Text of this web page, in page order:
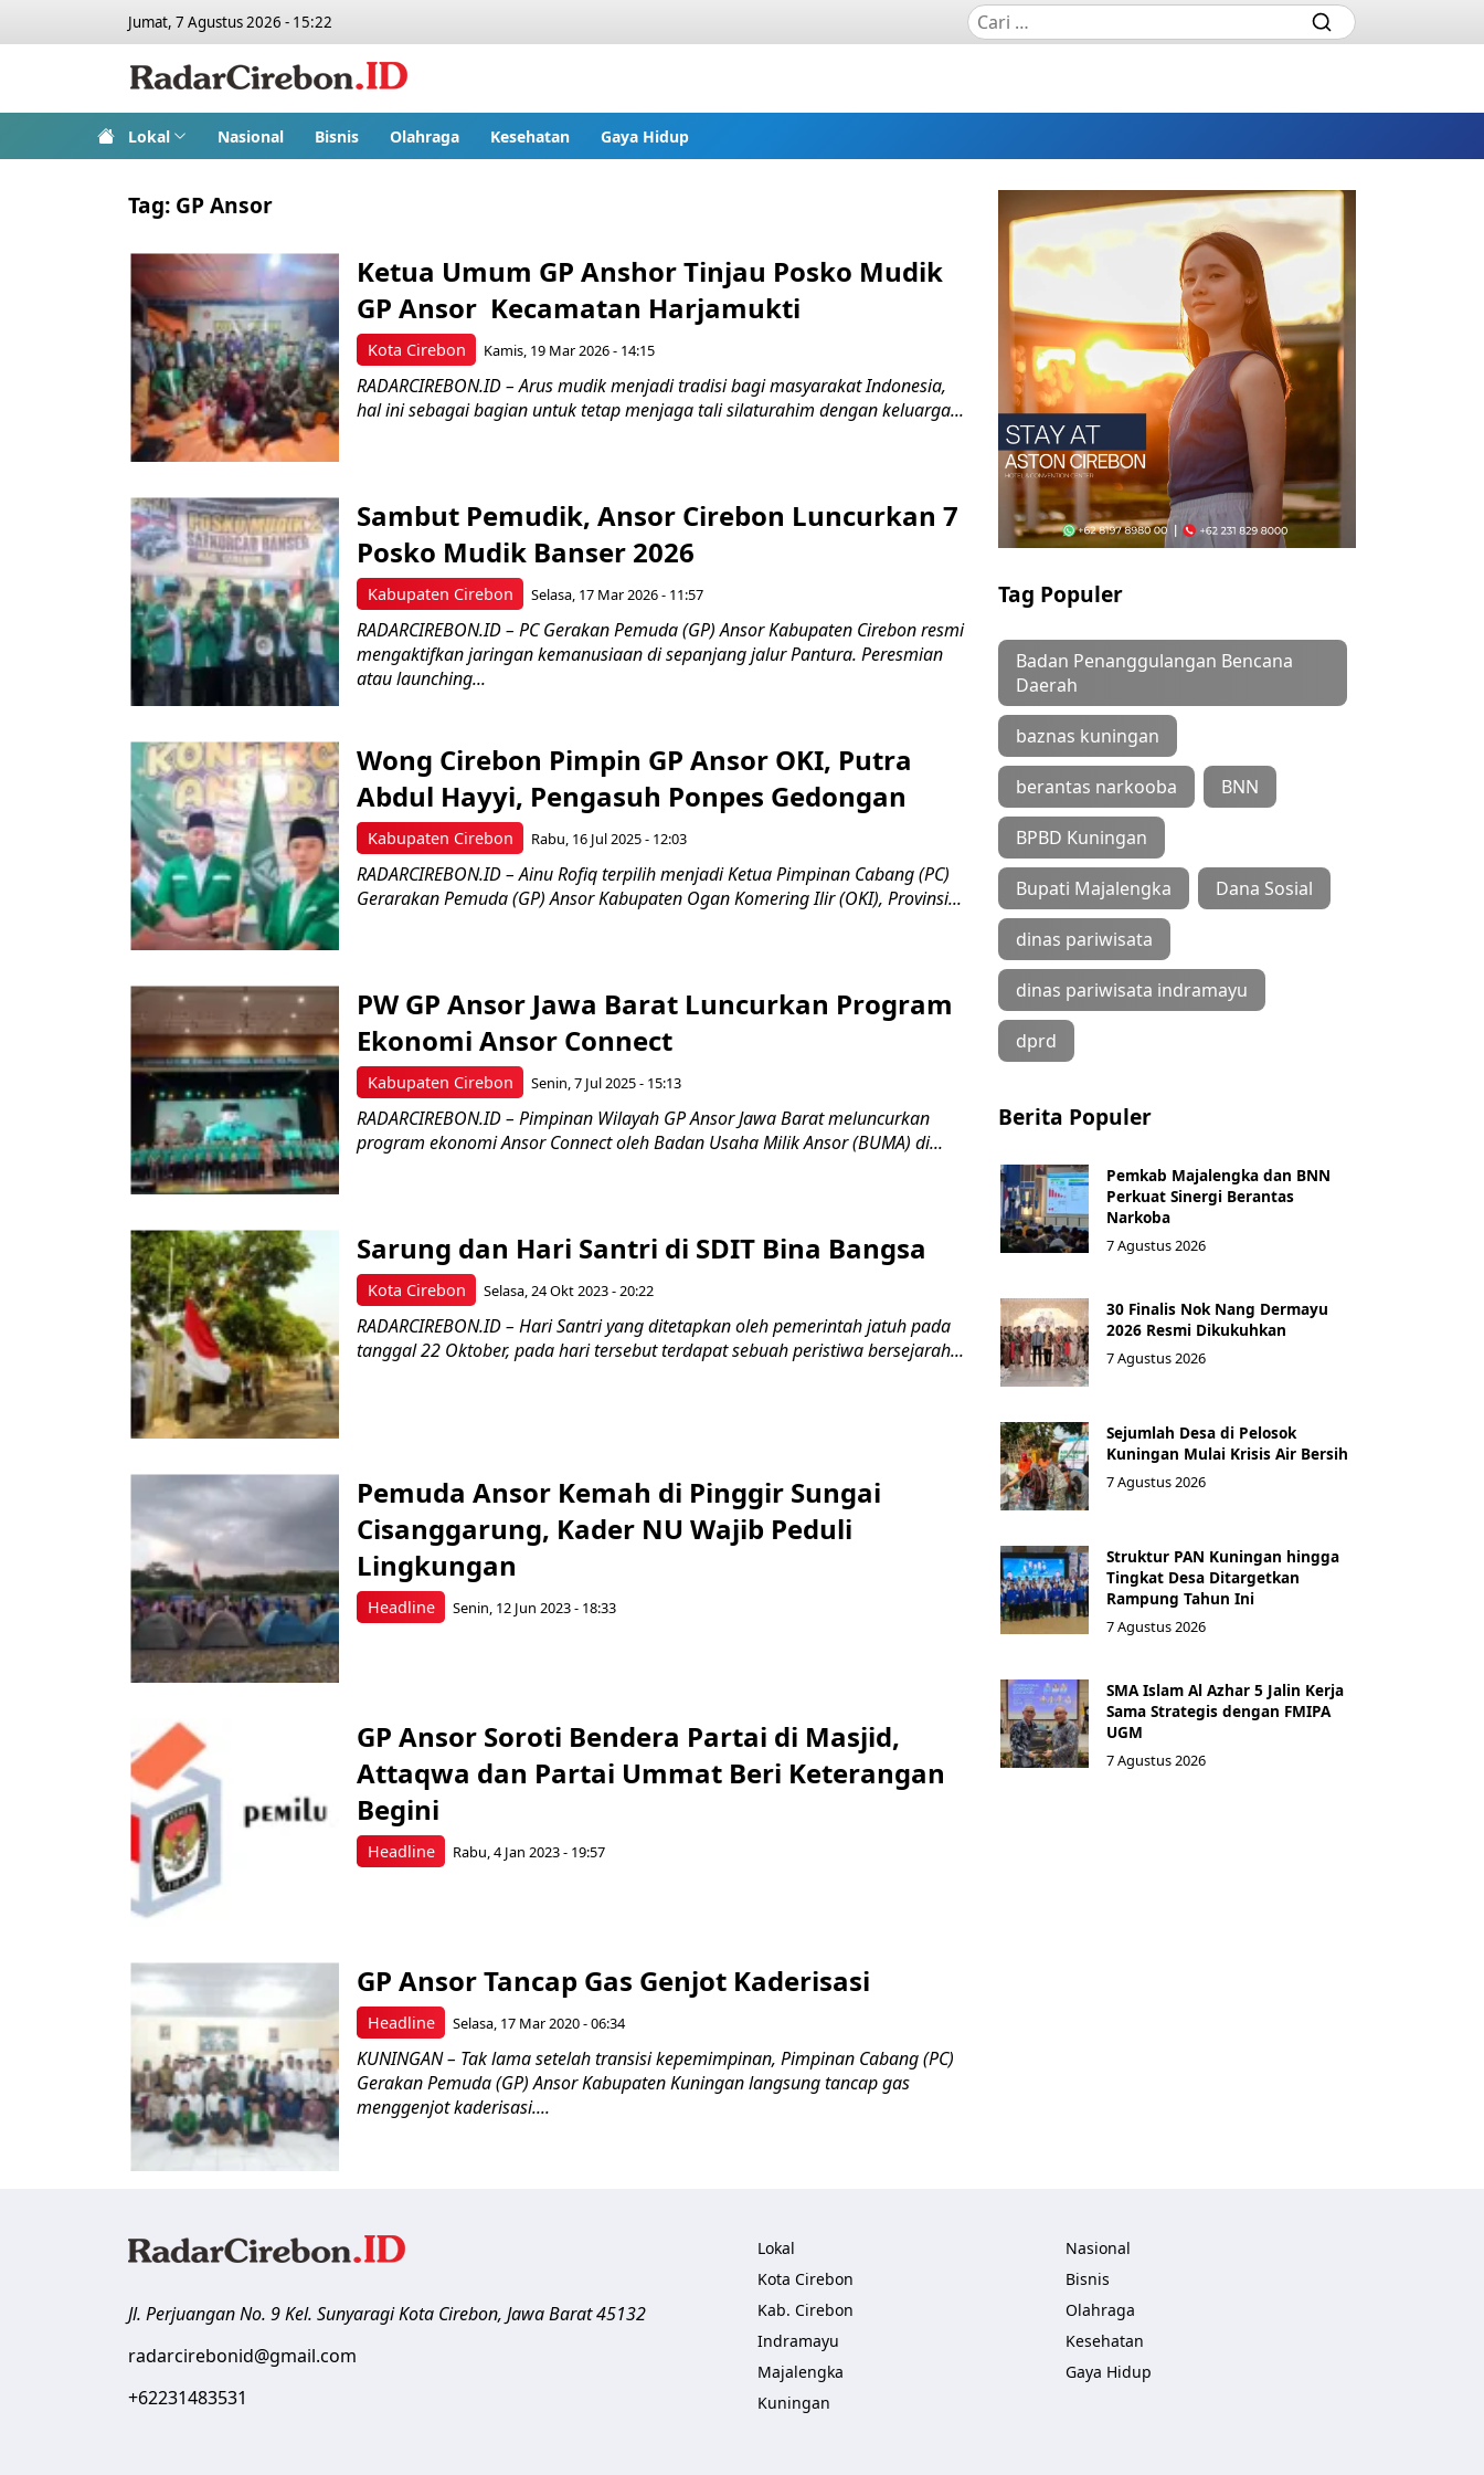
Jumat, 7 Agustus 2026 - 15:22
Lokal Nasional Bisnis Olahraga Kesehatan Gaya Hidup
Tag: GP Ansor
Kota Cirebon
Ketua Umum GP Anshor Tinjau Posko Mudik
GP Ansor Kecamatan Harjamukti
Kamis, 19 Mar 2026 - 14:15
RADARCIREBON.ID – Arus mudik menjadi tradisi bagi masyarakat Indonesia,
hal ini sebagai bagian untuk tetap menjaga tali silaturahim dengan keluarga...
Kabupaten Cirebon
Sambut Pemudik, Ansor Cirebon Luncurkan 7
Posko Mudik Banser 2026
Selasa, 17 Mar 2026 - 11:57
RADARCIREBON.ID – PC Gerakan Pemuda (GP) Ansor Kabupaten Cirebon resmi
mengaktifkan jaringan kemanusiaan di sepanjang jalur Pantura. Peresmian
atau launching...
Kabupaten Cirebon
Wong Cirebon Pimpin GP Ansor OKI, Putra
Abdul Hayyi, Pengasuh Ponpes Gedongan
Rabu, 16 Jul 2025 - 12:03
RADARCIREBON.ID – Ainu Rofiq terpilih menjadi Ketua Pimpinan Cabang (PC)
Gerarakan Pemuda (GP) Ansor Kabupaten Ogan Komering Ilir (OKI), Provinsi...
Kabupaten Cirebon
PW GP Ansor Jawa Barat Luncurkan Program
Ekonomi Ansor Connect
Senin, 7 Jul 2025 - 15:13
RADARCIREBON.ID – Pimpinan Wilayah GP Ansor Jawa Barat meluncurkan
program ekonomi Ansor Connect oleh Badan Usaha Milik Ansor (BUMA) di...
Kota Cirebon
Sarung dan Hari Santri di SDIT Bina Bangsa
Selasa, 24 Okt 2023 - 20:22
RADARCIREBON.ID – Hari Santri yang ditetapkan oleh pemerintah jatuh pada
tanggal 22 Oktober, pada hari tersebut terdapat sebuah peristiwa bersejarah...
Headline
Pemuda Ansor Kemah di Pinggir Sungai
Cisanggarung, Kader NU Wajib Peduli
Lingkungan
Senin, 12 Jun 2023 - 18:33
Headline
GP Ansor Soroti Bendera Partai di Masjid,
Attaqwa dan Partai Ummat Beri Keterangan
Begini
Rabu, 4 Jan 2023 - 19:57
Headline
GP Ansor Tancap Gas Genjot Kaderisasi
Selasa, 17 Mar 2020 - 06:34
KUNINGAN – Tak lama setelah transisi kepemimpinan, Pimpinan Cabang (PC)
Gerakan Pemuda (GP) Ansor Kabupaten Kuningan langsung tancap gas
menggenjot kaderisasi....
Tag Populer
Badan Penanggulangan Bencana
Daerah
baznas kuningan
berantas narkooba BNN
BPBD Kuningan
Bupati Majalengka Dana Sosial
dinas pariwisata
dinas pariwisata indramayu
dprd
Berita Populer
Pemkab Majalengka dan BNN
Perkuat Sinergi Berantas
Narkoba
7 Agustus 2026
30 Finalis Nok Nang Dermayu
2026 Resmi Dikukuhkan
7 Agustus 2026
Sejumlah Desa di Pelosok
Kuningan Mulai Krisis Air Bersih
7 Agustus 2026
Struktur PAN Kuningan hingga
Tingkat Desa Ditargetkan
Rampung Tahun Ini
7 Agustus 2026
SMA Islam Al Azhar 5 Jalin Kerja
Sama Strategis dengan FMIPA
UGM
7 Agustus 2026
Jl. Perjuangan No. 9 Kel. SunyaragiKota Cirebon, Jawa Barat45132
radarcirebonid@gmail.com
+62231483531
Lokal
Kota Cirebon
Kab. Cirebon
Indramayu
Majalengka
Kuningan
Nasional
Bisnis
Olahraga
Kesehatan
Gaya Hidup